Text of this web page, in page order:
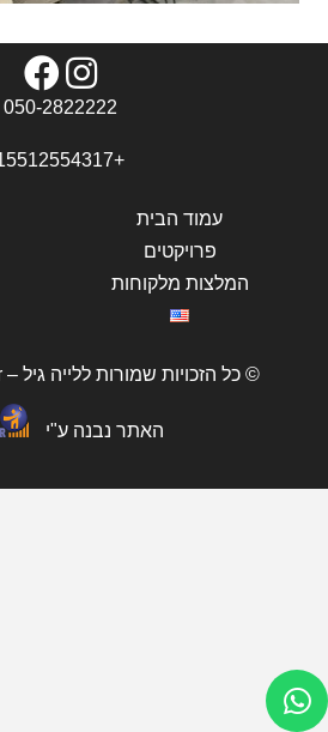
עמוד הבית
פרויקטים
המלצות מלקוחות
© כל הזכויות שמורות ללייה גיל – Interior Designer
האתר נבנה ע"י
050-2822222
+15512554317